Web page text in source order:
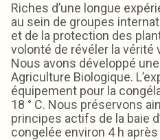
Riches d’une longue
au sein de groupes
et de la protection des
volonté de révéler la vérité
Nous avons développé
Agriculture Biologique.
équipement pour la
18 ° C. Nous préservons
principes actifs de la baie
congelée environ 4 h